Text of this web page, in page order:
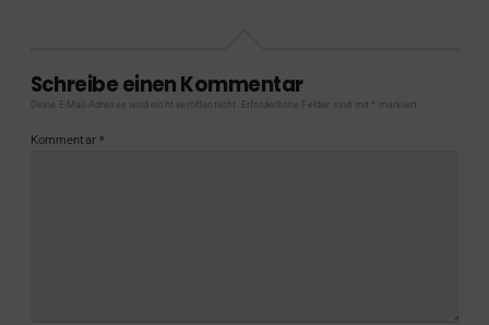
Schreibe einen Kommentar
Deine E-Mail-Adresse wird nicht veröffentlicht. Erforderliche Felder sind mit markiert
Kommentar *